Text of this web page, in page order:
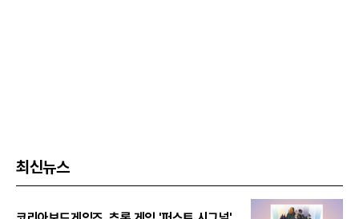
최신뉴스